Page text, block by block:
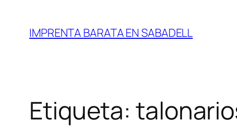
contenido
IMPRENTA BARATA EN SABADELL
Etiqueta: